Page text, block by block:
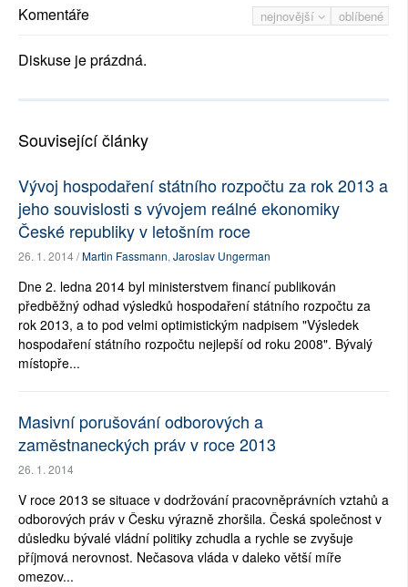
nejnovější oblíbené
Komentáře
Diskuse je prázdná.
Související články
Vývoj hospodaření státního rozpočtu za rok 2013 a
jeho souvislosti s vývojem reálné ekonomiky
České republiky v letošním roce
26. 1. 2014 /Martin Fassmann, Jaroslav Ungerman
Dne 2. ledna 2014 byl ministerstvem financí publikován
předběžný odhad výsledků hospodaření státního rozpočtu za
rok 2013, a to pod velmi optimistickým nadpisem "Výsledek
hospodaření státního rozpočtu nejlepší od roku 2008". Bývalý
místopře...
Masivní porušování odborových a
zaměstnaneckých práv v roce 2013
26. 1. 2014
V roce 2013 se situace v dodržování pracovněprávních vztahů a
odborových práv v Česku výrazně zhoršila. Česká společnost v
důsledku bývalé vládní politiky zchudla a rychle se zvyšuje
příjmová nerovnost. Nečasova vláda v daleko větší míře
omezov...